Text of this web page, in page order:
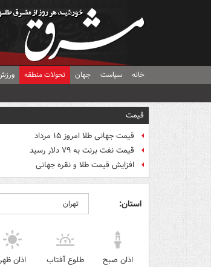
خانه سیاست جهان تحولات منطقه
قیمت
قیمت جهانی طلا امروز ۱۵ مرداد
قیمت نفت برنت به ۷۹ دلار رسید
افزایش قیمت طلا و نقره جهانی
استان:
اذان صبح
طلوع آفتاب
اذان ظهر